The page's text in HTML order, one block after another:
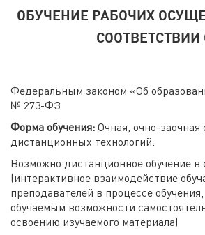
ОБУЧЕНИЕ РАБОЧИХ
СООТВЕТСТВИИ
Федеральным законом «Об
№ 273-ФЗ
Форма обучения:Очная, очно-
дистанционных технологий.
Возможно дистанционное обучение
(интерактивное взаимодействие
преподавателей в процессе
обучаемым возможности
освоению изучаемого материала)